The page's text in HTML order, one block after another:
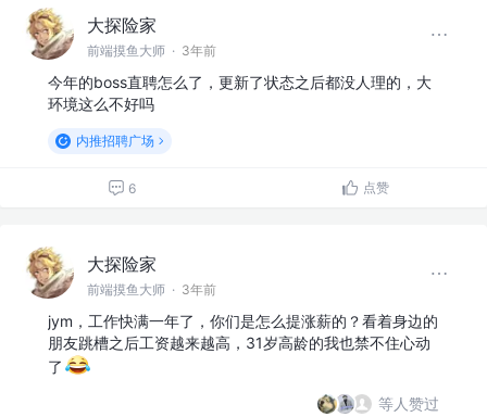
大探险家
前端摸鱼大师 · 3年前
今年的boss直聘怎么了，更新了状态之后都没人理的，大
环境这么不好吗
内推招聘广场
6 点赞
大探险家
前端摸鱼大师 · 3年前
jym，工作快满一年了，你们是怎么提涨薪的？看着身边的
朋友跳槽之后工资越来越高，31岁高龄的我也禁不住心动
了
等人赞过